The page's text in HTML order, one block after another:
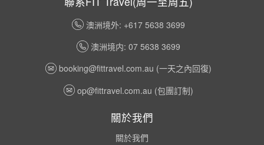
澳洲境外: +617 5638 3699
澳洲境内: 07 5638 3699
booking@fittravel.com.au (一天之內回復)
op@fittravel.com.au (包團訂制)
關於我們
關於我們